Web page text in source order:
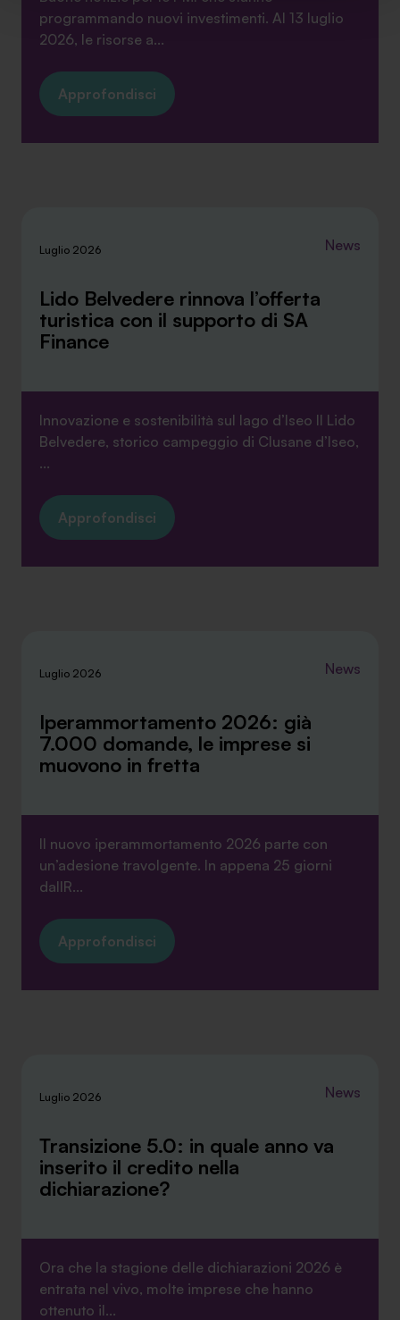
implementare tutti i cookie. Chiudendo questo banner
verranno installati i soli cookie necessari al
ti invitiamo a consultare le "Informazioni sui Cookie" qui
sopra.
programmando nuovi investimenti. Al 13 luglio
2026, le risorse a...
Approfondisci
Luglio 2026 News
Lido Belvedere rinnova l’offerta
turistica con il supporto di SA
Finance
Innovazione e sostenibilità sul lago d’Iseo Il Lido
Belvedere, storico campeggio di Clusane d’Iseo,
...
Approfondisci
Luglio 2026 News
Iperammortamento 2026: già
7.000 domande, le imprese si
muovono in fretta
Il nuovo iperammortamento 2026 parte con
un’adesione travolgente. In appena 25 giorni
dallR...
Approfondisci
Luglio 2026 News
Transizione 5.0: in quale anno va
inserito il credito nella
dichiarazione?
Ora che la stagione delle dichiarazioni 2026 è
entrata nel vivo, molte imprese che hanno
ottenuto il...